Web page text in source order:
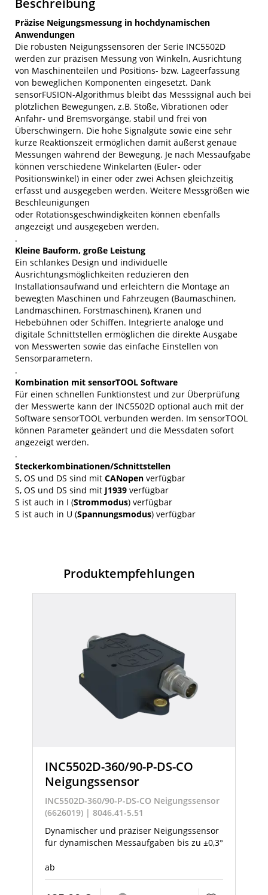
Beschreibung
Präzise Neigungsmessung in hochdynamischen
Anwendungen
Die robusten Neigungssensoren der Serie INC5502D
werden zur präzisen Messung von Winkeln, Ausrichtung
von Maschinenteilen und Positions- bzw. Lageerfassung
von beweglichen Komponenten eingesetzt. Dank
sensorFUSION-Algorithmus bleibt das Messsignal auch bei
plötzlichen Bewegungen, z.B. Stöße, Vibrationen oder
Anfahr- und Bremsvorgänge, stabil und frei von
Überschwingern. Die hohe Signalgüte sowie eine sehr
kurze Reaktionszeit ermöglichen damit äußerst genaue
Messungen während der Bewegung. Je nach Messaufgabe
können verschiedene Winkelarten (Euler- oder
Positionswinkel) in einer oder zwei Achsen gleichzeitig
erfasst und ausgegeben werden. Weitere Messgrößen wie
Beschleunigungen
oder Rotationsgeschwindigkeiten können ebenfalls
angezeigt und ausgegeben werden.
.
Kleine Bauform, große Leistung
Ein schlankes Design und individuelle
Ausrichtungsmöglichkeiten reduzieren den
Installationsaufwand und erleichtern die Montage an
bewegten Maschinen und Fahrzeugen (Baumaschinen,
Landmaschinen, Forstmaschinen), Kranen und
Hebebühnen oder Schiffen. Integrierte analoge und
digitale Schnittstellen ermöglichen die direkte Ausgabe
von Messwerten sowie das einfache Einstellen von
Sensorparametern.
.
Kombination mit sensorTOOL Software
Für einen schnellen Funktionstest und zur Überprüfung
der Messwerte kann der INC5502D optional auch mit der
Software sensorTOOL verbunden werden. Im sensorTOOL
können Parameter geändert und die Messdaten sofort
angezeigt werden.
.
Steckerkombinationen/Schnittstellen
S, OS und DS sind mit CANopen verfügbar
S, OS und DS sind mit J1939 verfügbar
S ist auch in I (Strommodus) verfügbar
S ist auch in U (Spannungsmodus) verfügbar
Produktempfehlungen
INC5502D-360/90-P-DS-CO
Neigungssensor
INC5502D-360/90-P-DS-CO Neigungssensor
(6626019) | 8046.41-5.51
Dynamischer und präziser Neigungssensor
für dynamischen Messaufgaben bis zu ±0,3°
ab